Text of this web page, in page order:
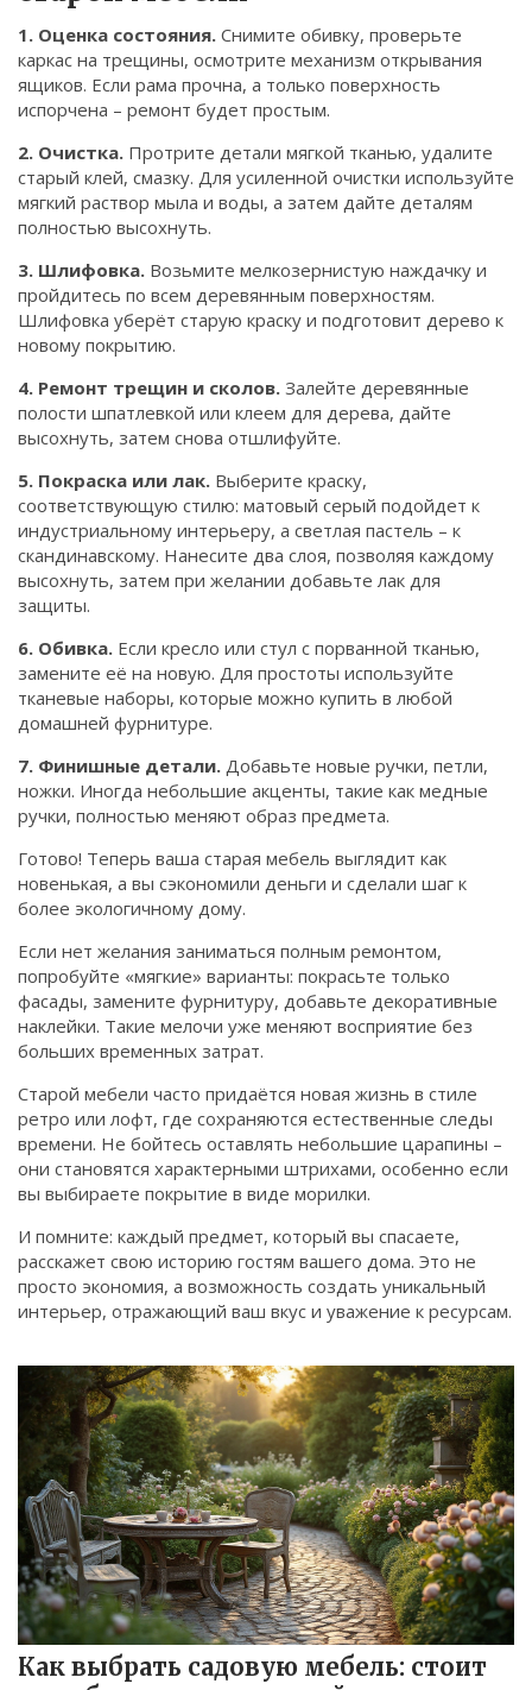
1. Оценка состояния. Снимите обивку, проверьте
каркас на трещины, осмотрите механизм открывания
ящиков. Если рама прочна, а только поверхность
испорчена – ремонт будет простым.
2. Очистка. Протрите детали мягкой тканью, удалите
старый клей, смазку. Для усиленной очистки используйте
мягкий раствор мыла и воды, а затем дайте деталям
полностью высохнуть.
3. Шлифовка. Возьмите мелкозернистую наждачку и
пройдитесь по всем деревянным поверхностям.
Шлифовка уберёт старую краску и подготовит дерево к
новому покрытию.
4. Ремонт трещин и сколов. Залейте деревянные
полости шпатлевкой или клеем для дерева, дайте
высохнуть, затем снова отшлифуйте.
5. Покраска или лак. Выберите краску,
соответствующую стилю: матовый серый подойдет к
индустриальному интерьеру, а светлая пастель – к
скандинавскому. Нанесите два слоя, позволяя каждому
высохнуть, затем при желании добавьте лак для
защиты.
6. Обивка. Если кресло или стул с порванной тканью,
замените её на новую. Для простоты используйте
тканевые наборы, которые можно купить в любой
домашней фурнитуре.
7. Финишные детали. Добавьте новые ручки, петли,
ножки. Иногда небольшие акценты, такие как медные
ручки, полностью меняют образ предмета.
Готово! Теперь ваша старая мебель выглядит как
новенькая, а вы сэкономили деньги и сделали шаг к
более экологичному дому.
Если нет желания заниматься полным ремонтом,
попробуйте «мягкие» варианты: покрасьте только
фасады, замените фурнитуру, добавьте декоративные
наклейки. Такие мелочи уже меняют восприятие без
больших временных затрат.
Старой мебели часто придаётся новая жизнь в стиле
ретро или лофт, где сохраняются естественные следы
времени. Не бойтесь оставлять небольшие царапины –
они становятся характерными штрихами, особенно если
вы выбираете покрытие в виде морилки.
И помните: каждый предмет, который вы спасаете,
расскажет свою историю гостям вашего дома. Это не
просто экономия, а возможность создать уникальный
интерьер, отражающий ваш вкус и уважение к ресурсам.
Как выбрать садовую мебель: стоит